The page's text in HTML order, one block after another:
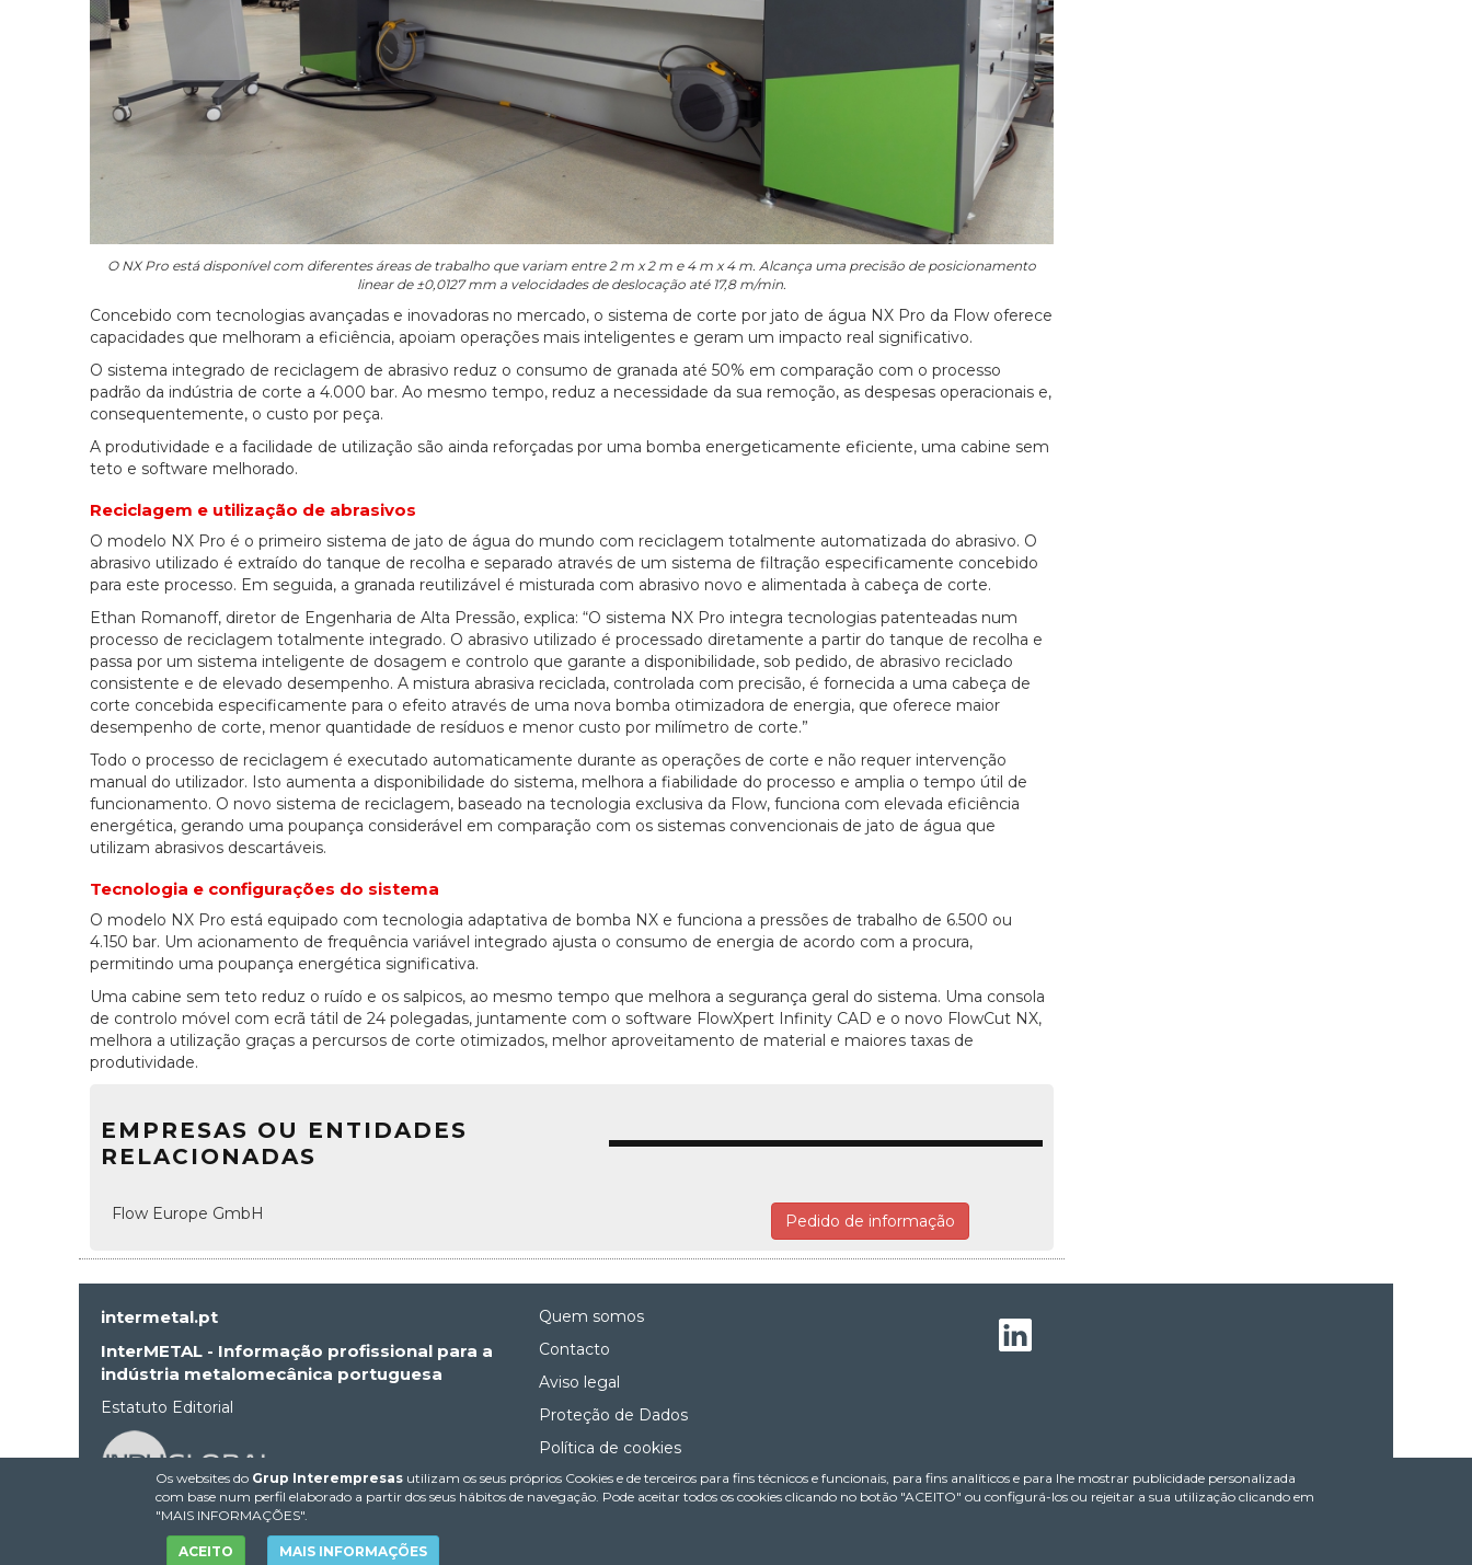
Os websites do Grup Interempresas utilizam os seus próprios Cookies e de terceiros para fins técnicos e funcionais, para fins analíticos e para lhe mostrar publicidade personalizada
com base num perfil elaborado a partir dos seus hábitos de navegação. Pode aceitar todos os cookies clicando no botão "ACEITO" ou configurá-los ou rejeitar a sua utilização clicando em
"MAIS INFORMAÇÕES".
ACEITO MAIS INFORMAÇÕES
O NX Pro está disponível com diferentes áreas de trabalho que variam entre 2 m x 2 m e 4 m x 4 m. Alcança uma precisão de posicionamento
linear de ±0,0127 mm a velocidades de deslocação até 17,8 m/min.
Concebido com tecnologias avançadas e inovadoras no mercado, o sistema de corte por jato de água NX Pro da Flow oferece
capacidades que melhoram a eficiência, apoiam operações mais inteligentes e geram um impacto real significativo.
O sistema integrado de reciclagem de abrasivo reduz o consumo de granada até 50% em comparação com o processo
padrão da indústria de corte a 4.000 bar. Ao mesmo tempo, reduz a necessidade da sua remoção, as despesas operacionais e,
consequentemente, o custo por peça.
A produtividade e a facilidade de utilização são ainda reforçadas por uma bomba energeticamente eficiente, uma cabine sem
teto e software melhorado.
Reciclagem e utilização de abrasivos
O modelo NX Pro é o primeiro sistema de jato de água do mundo com reciclagem totalmente automatizada do abrasivo. O
abrasivo utilizado é extraído do tanque de recolha e separado através de um sistema de filtração especificamente concebido
para este processo. Em seguida, a granada reutilizável é misturada com abrasivo novo e alimentada à cabeça de corte.
Ethan Romanoff, diretor de Engenharia de Alta Pressão, explica: “O sistema NX Pro integra tecnologias patenteadas num
processo de reciclagem totalmente integrado. O abrasivo utilizado é processado diretamente a partir do tanque de recolha e
passa por um sistema inteligente de dosagem e controlo que garante a disponibilidade, sob pedido, de abrasivo reciclado
consistente e de elevado desempenho. A mistura abrasiva reciclada, controlada com precisão, é fornecida a uma cabeça de
corte concebida especificamente para o efeito através de uma nova bomba otimizadora de energia, que oferece maior
desempenho de corte, menor quantidade de resíduos e menor custo por milímetro de corte.”
Todo o processo de reciclagem é executado automaticamente durante as operações de corte e não requer intervenção
manual do utilizador. Isto aumenta a disponibilidade do sistema, melhora a fiabilidade do processo e amplia o tempo útil de
funcionamento. O novo sistema de reciclagem, baseado na tecnologia exclusiva da Flow, funciona com elevada eficiência
energética, gerando uma poupança considerável em comparação com os sistemas convencionais de jato de água que
utilizam abrasivos descartáveis.
Tecnologia e configurações do sistema
O modelo NX Pro está equipado com tecnologia adaptativa de bomba NX e funciona a pressões de trabalho de 6.500 ou
4.150 bar. Um acionamento de frequência variável integrado ajusta o consumo de energia de acordo com a procura,
permitindo uma poupança energética significativa.
Uma cabine sem teto reduz o ruído e os salpicos, ao mesmo tempo que melhora a segurança geral do sistema. Uma consola
de controlo móvel com ecrã tátil de 24 polegadas, juntamente com o software FlowXpert Infinity CAD e o novo FlowCut NX,
melhora a utilização graças a percursos de corte otimizados, melhor aproveitamento de material e maiores taxas de
produtividade.
EMPRESAS OU ENTIDADES
RELACIONADAS
Flow Europe GmbH Pedido de informação
intermetal.pt
InterMETAL - Informação profissional para a
indústria metalomecânica portuguesa
Estatuto Editorial
Quem somos
Contacto
Aviso legal
Proteção de Dados
Política de cookies
Política de Privacidade Nas Redes Sociais